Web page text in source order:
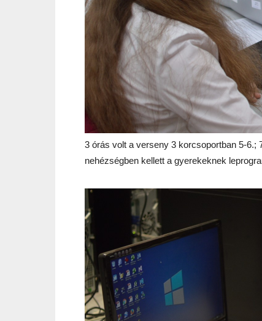
3 órás volt a verseny 3 korcsoportban 5-6.;
nehézségben kellett a gyerekeknek